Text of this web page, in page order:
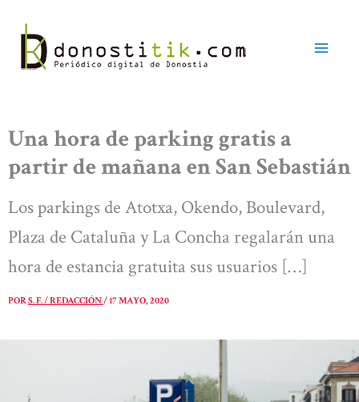
contenido
Una hora de parking gratis a
partir de mañana en San Sebastián
Los parkings de Atotxa, Okendo, Boulevard,
Plaza de Cataluña y La Concha regalarán una
hora de estancia gratuita sus usuarios […]
PORS. F. / REDACCIÓN/17 MAYO, 2020